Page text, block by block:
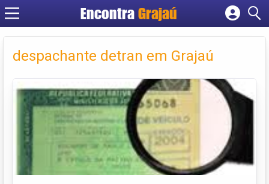
Encontra Grajaú
Cadastrar empresa
Criar conta
despachante detran em Grajaú